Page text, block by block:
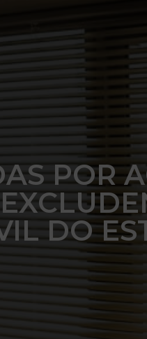
POR
DO